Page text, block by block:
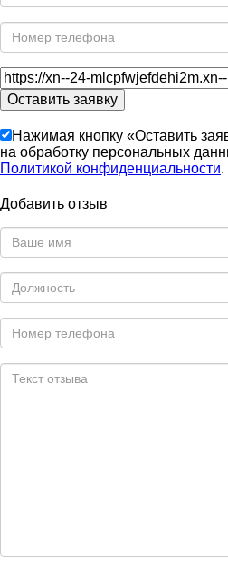
Нажимая кнопку «Оставить
на обработку персональных
Политикой конфиденциальности.
Добавить отзыв